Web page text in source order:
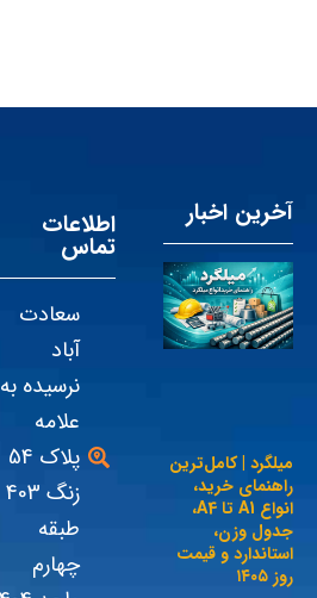
آخرین اخبار
میلگرد | کامل‌ترین
راهنمای خرید،
انواع A1 تا A4،
جدول وزن،
استاندارد و قیمت
روز ۱۴۰۵
اطلاعات
تماس
سعادت
آباد
نرسیده به
علامه
پلاک 54
زنگ 403
طبقه
چهارم